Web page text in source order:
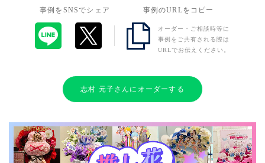
事例をSNSでシェア 事例のURLをコピー
オーダー・ご相談時等に
事例をご共有される際は
URLでお伝えください。
志村 元子さんにオーダーする